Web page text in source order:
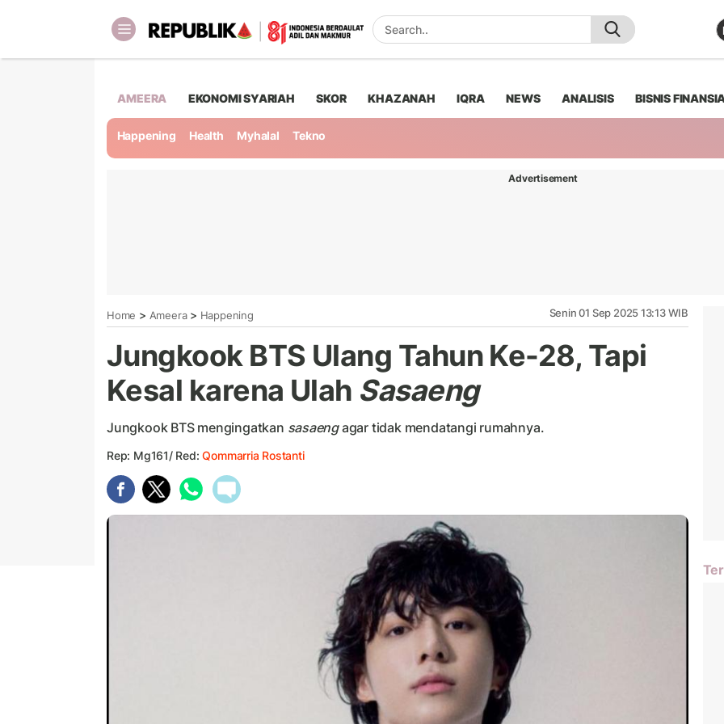
AMEERA EKONOMI SYARIAH SKOR KHAZANAH IQRA NEWS ANALISIS BISNIS
Happening Health Myhalal Tekno
Advertisement
Home > Ameera> Happening Senin 01 Sep 2025 13:13 WIB
Jungkook BTS Ulang Tahun Ke-28, Tapi
Kesal karena Ulah Sasaeng
Jungkook BTS mengingatkan sasaengagar tidak mendatangi rumahnya.
Rep: Mg161/ Red:Qommarria Rostanti